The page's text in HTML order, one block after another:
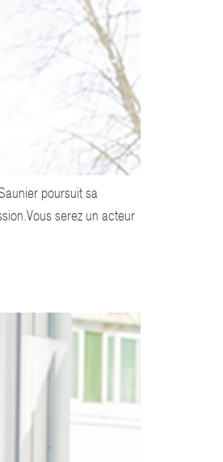
poursuit sa
serez un acteur